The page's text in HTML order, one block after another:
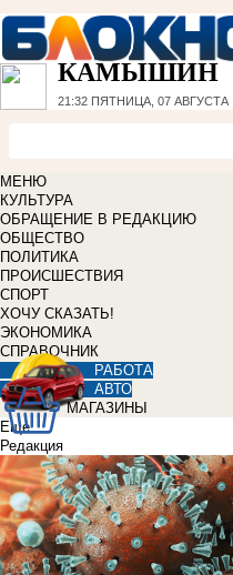
КАМЫШИН
21:32 ПЯТНИЦА, 07 АВГУСТА
МЕНЮ
КУЛЬТУРА
ОБРАЩЕНИЕ В РЕДАКЦИЮ
ОБЩЕСТВО
ПОЛИТИКА
ПРОИСШЕСТВИЯ
СПОРТ
ХОЧУ СКАЗАТЬ!
ЭКОНОМИКА
СПРАВОЧНИК
РАБОТА
АВТО
МАГАЗИНЫ
Еще
Редакция